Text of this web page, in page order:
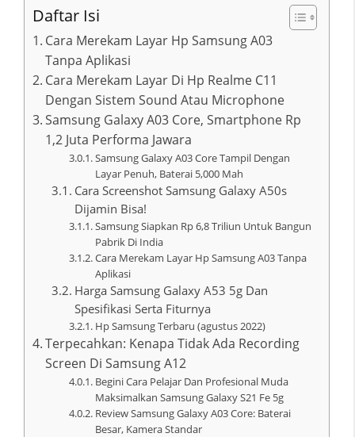
Daftar Isi
Cara Merekam Layar Hp Samsung A03
Tanpa Aplikasi
Cara Merekam Layar Di Hp Realme C11
Dengan Sistem Sound Atau Microphone
Samsung Galaxy A03 Core, Smartphone Rp
1,2 Juta Performa Jawara
Samsung Galaxy A03 Core Tampil Dengan
Layar Penuh, Baterai 5,000 Mah
Cara Screenshot Samsung Galaxy A50s
Dijamin Bisa!
Samsung Siapkan Rp 6,8 Triliun Untuk Bangun
Pabrik Di India
Cara Merekam Layar Hp Samsung A03 Tanpa
Aplikasi
Harga Samsung Galaxy A53 5g Dan
Spesifikasi Serta Fiturnya
Hp Samsung Terbaru (agustus 2022)
Terpecahkan: Kenapa Tidak Ada Recording
Screen Di Samsung A12
Begini Cara Pelajar Dan Profesional Muda
Maksimalkan Samsung Galaxy S21 Fe 5g
Review Samsung Galaxy A03 Core: Baterai
Besar, Kamera Standar